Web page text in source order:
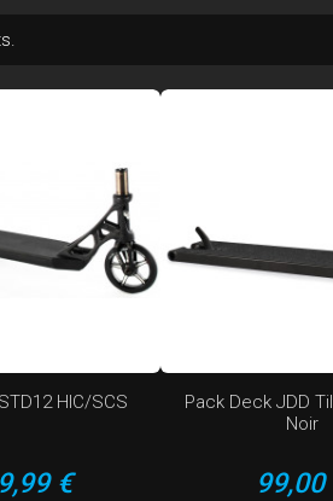
HIC/SCS
€
Pack Deck JDD
Noir
Prix
99,00